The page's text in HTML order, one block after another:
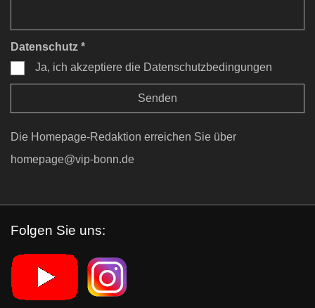
Datenschutz *
Ja, ich akzeptiere die Datenschutzbedingungen
Die Homepage-Redaktion erreichen Sie über
homepage@vip-bonn.de
Folgen Sie uns: